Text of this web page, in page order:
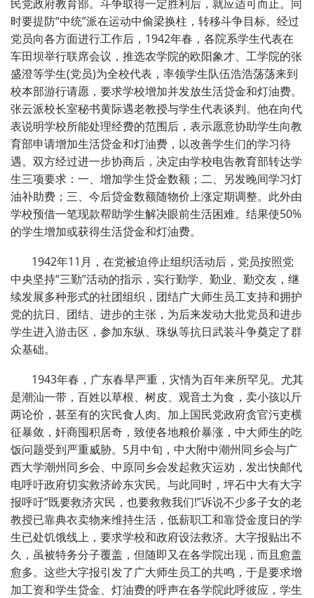
民党政府教育部。斗争取得一定胜利后，就应适可而止。同
时要提防“中统”派在运动中偷梁换柱，转移斗争目标。经过
党员向各方面进行工作后，1942年春，各院系学生代表在
车田坝举行联席会议，推选农学院的欧阳象才、工学院的张
盛澄等学生(党员)为全校代表，率领学生队伍浩浩荡荡来到
校本部游行请愿，要求学校增加并发放生活贷金和灯油费。
张云派校长室秘书黄际遇老教授与学生代表谈判。他在向代
表说明学校所能处理经费的范围后，表示愿意协助学生向教
育部申请增加生活贷金和灯油费，以改善学生们的学习待
遇。双方经过进一步协商后，决定由学校电告教育部转达学
生三项要求：一、增加学生贷金数额；二、另发晚间学习灯
油补助费；三、今后贷金数额随物价上涨定期调整。此外由
学校预借一笔现款帮助学生解决眼前生活困难。结果使50%
的学生增加或获得生活贷金和灯油费。
1942年11月，在党被迫停止组织活动后，党员按照党
中央坚持“三勤”活动的指示，实行勤学、勤业、勤交友，继
续发展多种形式的社团组织，团结广大师生员工支持和拥护
党的抗日、团结、进步的主张，为后来发动大批党员和进步
学生进入游击区，参加东纵、珠纵等抗日武装斗争奠定了群
众基础。
1943年春，广东春旱严重，灾情为百年来所罕见。尤其
是潮汕一带，百姓以草根、树皮、观音土为食，卖小孩以斤
两论价，甚至有的灾民食人肉。加上国民党政府贪官污吏横
征暴敛，奸商囤积居奇，致使各地粮价暴涨，中大师生的吃
饭问题受到严重威胁。5月中旬，中大附中潮州同乡会与广
西大学潮州同乡会、中原同乡会发起救灾运劝，发出快邮代
电呼吁政府切实救济岭东灾民。与此同时，坪石中大有大字
报呼吁“既要救济灾民，也要救救我们!”诉说不少多子女的老
教授已靠典衣卖物来维持生活，低薪职工和靠贷金度日的学
生已处饥饿线上，要求学校和政府设法救济。大字报贴出不
久，虽被特务分子覆盖，但随即又在各学院出现，而且愈盖
愈多。这些大字报引发了广大师生员工的共鸣，于是要求增
加工资和学生贷金、灯油费的呼声在各学院此呼彼应，学生